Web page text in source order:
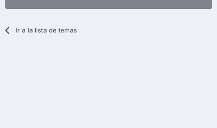
Ir a la lista de temas